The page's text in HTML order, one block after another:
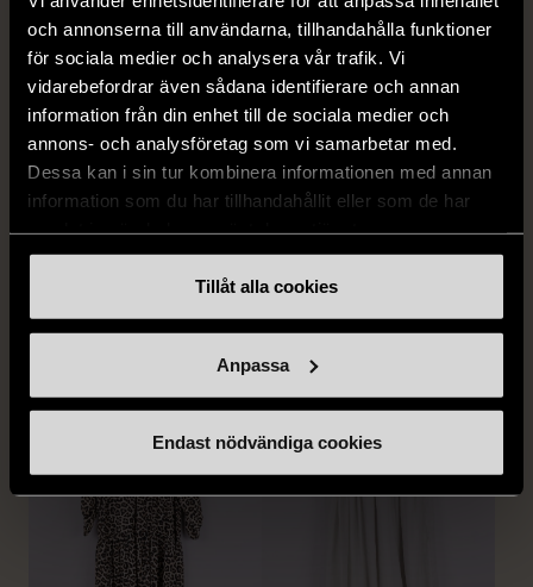
och annonserna till användarna, tillhandahålla funktioner
för sociala medier och analysera vår trafik. Vi
vidarebefordrar även sådana identifierare och annan
information från din enhet till de sociala medier och
annons- och analysföretag som vi samarbetar med.
Dessa kan i sin tur kombinera informationen med annan
information som du har tillhandahållit eller som de har
Tillåt alla cookies
Anpassa
Endast nödvändiga cookies
1/5
DYRBERG/KERN
Dyrberg/Kern - Delise -
Halsband med
1/5
RODEBJER
Rodebjer - Mönstrad topp
med knappdetalj